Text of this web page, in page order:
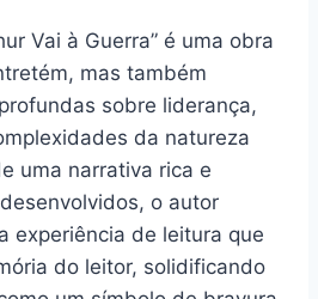
Vai à Guerra” é uma obra
mas também
sobre liderança,
da natureza
uma narrativa rica e
o autor
experiência de leitura que
do leitor, solidificando